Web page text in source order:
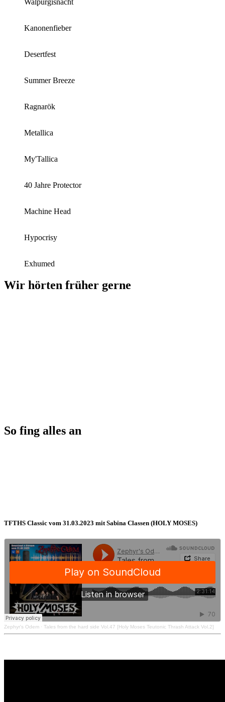
Kanonenfieber
Desertfest
Summer Breeze
Ragnarök
Metallica
My'Tallica
40 Jahre Protector
Machine Head
Hypocrisy
Exhumed
Wir hörten früher gerne
So fing alles an
TFTHS Classic vom 31.03.2023 mit Sabina Classen (HOLY MOSES)
Zephyr's Odem · Tales from the hard side Vol.47 [Holy Moses Teutonic Thrash Attack Vol.2]